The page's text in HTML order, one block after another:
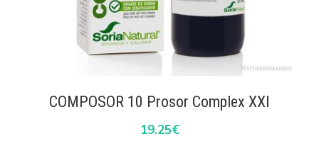
COMPOSOR 10 Prosor Complex XXI
19.25€